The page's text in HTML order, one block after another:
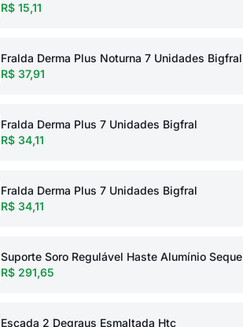
R$ 15,11
Fralda Derma Plus Noturna 7 Unidades Bigfral
R$ 37,91
Fralda Derma Plus 7 Unidades Bigfral
R$ 34,11
Fralda Derma Plus 7 Unidades Bigfral
R$ 34,11
Suporte Soro Regulável Haste Alumínio
R$ 291,65
Escada 2 Degraus Esmaltada Htc